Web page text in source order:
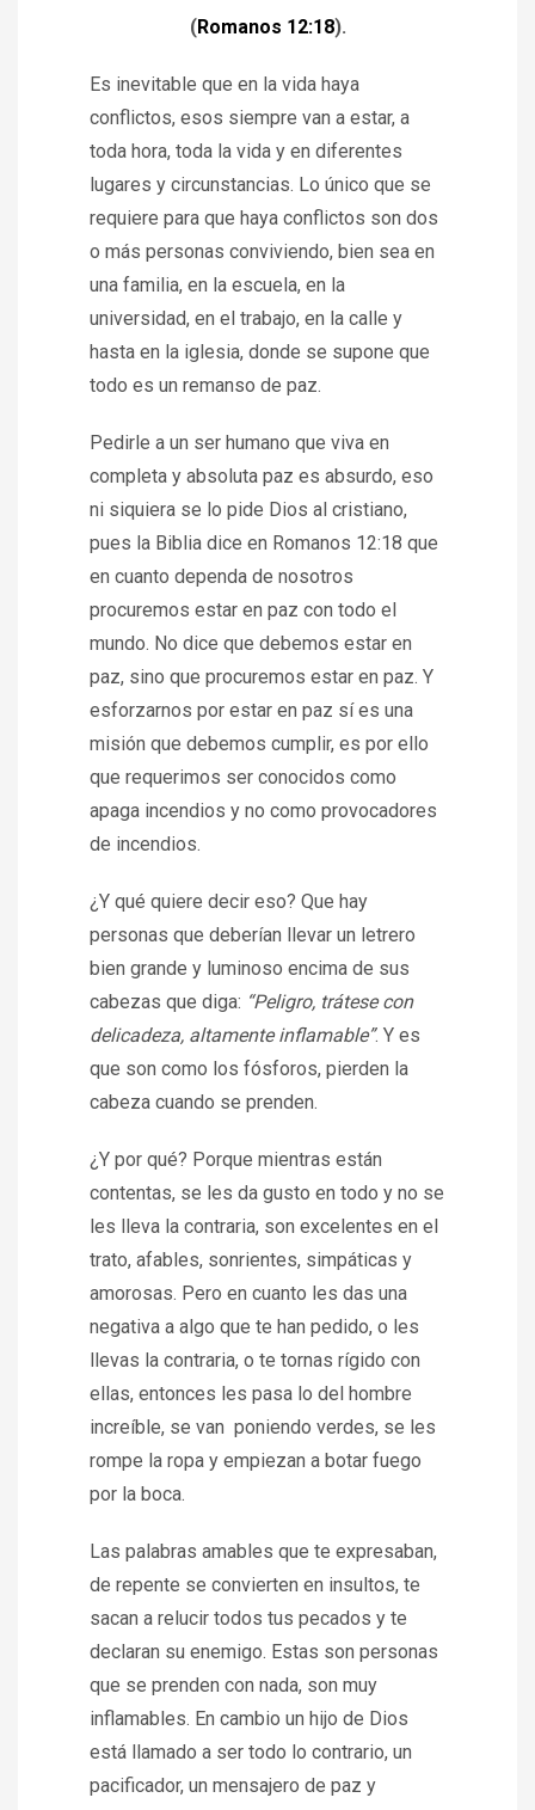
(Romanos 12:18).
Es inevitable que en la vida haya
conflictos, esos siempre van a estar, a
toda hora, toda la vida y en diferentes
lugares y circunstancias. Lo único que se
requiere para que haya conflictos son dos
o más personas conviviendo, bien sea en
una familia, en la escuela, en la
universidad, en el trabajo, en la calle y
hasta en la iglesia, donde se supone que
todo es un remanso de paz.
Pedirle a un ser humano que viva en
completa y absoluta paz es absurdo, eso
ni siquiera se lo pide Dios al cristiano,
pues la Biblia dice en Romanos 12:18 que
en cuanto dependa de nosotros
procuremos estar en paz con todo el
mundo. No dice que debemos estar en
paz, sino que procuremos estar en paz. Y
esforzarnos por estar en paz sí es una
misión que debemos cumplir, es por ello
que requerimos ser conocidos como
apaga incendios y no como provocadores
de incendios.
¿Y qué quiere decir eso? Que hay
personas que deberían llevar un letrero
bien grande y luminoso encima de sus
cabezas que diga: “Peligro, trátese con
delicadeza, altamente inflamable”. Y es
que son como los fósforos, pierden la
cabeza cuando se prenden.
¿Y por qué? Porque mientras están
contentas, se les da gusto en todo y no se
les lleva la contraria, son excelentes en el
trato, afables, sonrientes, simpáticas y
amorosas. Pero en cuanto les das una
negativa a algo que te han pedido, o les
llevas la contraria, o te tornas rígido con
ellas, entonces les pasa lo del hombre
increíble, se van poniendo verdes, se les
rompe la ropa y empiezan a botar fuego
por la boca.
Las palabras amables que te expresaban,
de repente se convierten en insultos, te
sacan a relucir todos tus pecados y te
declaran su enemigo. Estas son personas
que se prenden con nada, son muy
inflamables. En cambio un hijo de Dios
está llamado a ser todo lo contrario, un
pacificador, un mensajero de paz y